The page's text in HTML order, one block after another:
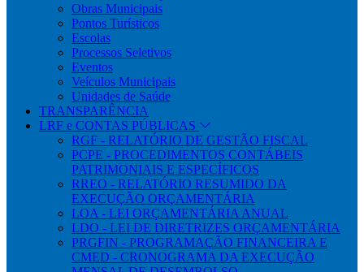
Obras Municipais
Pontos Turísticos
Escolas
Processos Seletivos
Eventos
Veículos Municipais
Unidades de Saúde
TRANSPARÊNCIA
LRF e CONTAS PÚBLICAS
RGF - RELATÓRIO DE GESTÃO FISCAL
PCPE - PROCEDIMENTOS CONTÁBEIS
PATRIMONIAIS E ESPECÍFICOS
RREO - RELATÓRIO RESUMIDO DA
EXECUÇÃO ORÇAMENTÁRIA
LOA - LEI ORÇAMENTÁRIA ANUAL
LDO - LEI DE DIRETRIZES ORÇAMENTÁRIA
PRGFIN - PROGRAMAÇÃO FINANCEIRA E
CMED - CRONOGRAMA DA EXECUÇÃO